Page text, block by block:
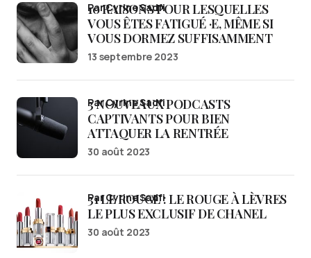
10 RAISONS POUR LESQUELLES
VOUS ÊTES FATIGUÉ ·E, MÊME SI
VOUS DORMEZ SUFFISAMMENT
par Cyrine Sadfi
13 septembre 2023
3 NOUVEAUX PODCASTS
CAPTIVANTS POUR BIEN
ATTAQUER LA RENTRÉE
par Cyrine Sadfi
30 août 2023
31 LE ROUGE : LE ROUGE À LÈVRES
LE PLUS EXCLUSIF DE CHANEL
par Cyrine Sadfi
30 août 2023